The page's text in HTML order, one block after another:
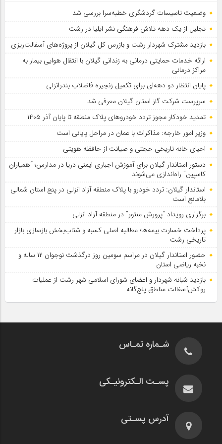
وضعیت تاسیسات گردشگری خطبه‌سرا بررسی شد
تجلیل از یک دهه تلاش فرهنگی نشر ایلیا در رشت
بازدید مشترک شهردار رشت و بازرس کل گیلان از پروژه‌های آسفالت‌ریزی
ارائه خدمات حمایتی درمانی به زندانی گیلان با انتقال هوایی بیمار به
مراکز درمانی
پایان انتظار دو دهه‌ای برای تکمیل زنجیره فاضلاب بندرانزلی
سرپرست شرکت گاز استان گیلان معرفی شد
تمدید خودكار مجوز تردد خودروهای پلاك منطقه تا پایان آذر ۱۴۰۵
وزیر امور خارجه: مذاکرات با عمان در مراحل پایانی است
احیای خانه تاریخی حجتی و صیانت از حافظه هویتی
دستور استاندار گیلان برای آموزش اجباری ایمنی دریا در مدارس؛ “همیاران
کاسپین” راه‌اندازی می‌شوند
استاندار گیلان: تردد خودرو با پلاک منطقه آزاد انزلی در پنج استان شمالی
بلامانع است
برگزاری رویداد “پرورش منتور” در منطقه آزاد انزلی
پرداخت خسارت بیمه‌ها؛ مطالبه اصلی کسبه و شتاب‌بخش بازسازی بازار
تاریخی رشت
حضور استاندار گیلان در مراسم سومین روز درگذشت نوجوان ۱۲ ساله و
نخبه ریاضی استان
بازدید شبانه شهردار و اعضای شورای اسلامی شهر رشت از عملیات
روکش‌آسفالت مناطق پنج‌گانه
شـماره تمـاس
پسـت الـکترونیـکی
آدرس پسـتی